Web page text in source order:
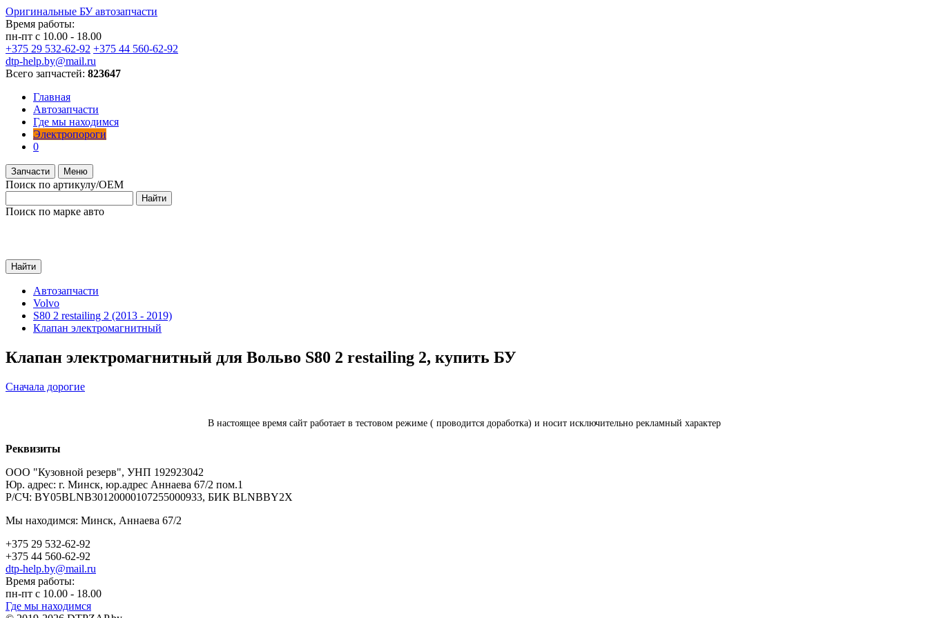
Оригинальные БУ автозапчасти
Время работы:
пн-пт с 10.00 - 18.00
+375 29 532-62-92 +375 44 560-62-92
dtp-help.by@mail.ru
Всего запчастей: 823647
Главная
Автозапчасти
Где мы находимся
Электропороги
0
Запчасти Меню
Поиск по артикулу/OEM
Найти
Поиск по марке авто
Найти
Автозапчасти
Volvo
S80 2 restailing 2 (2013 - 2019)
Клапан электромагнитный
Клапан электромагнитный для Вольво S80 2 restailing 2, купить БУ
Сначала дорогие
В настоящее время сайт работает в тестовом режиме ( проводится доработка) и носит исключительно рекламный характер
Реквизиты
ООО "Кузовной резерв", УНП 192923042
Юр. адрес: г. Минск, юр.адрес Аннаева 67/2 пом.1
Р/СЧ: BY05BLNB30120000107255000933, БИК BLNBBY2X
Мы находимся: Минск, Аннаева 67/2
+375 29 532-62-92
+375 44 560-62-92
dtp-help.by@mail.ru
Время работы:
пн-пт с 10.00 - 18.00
Где мы находимся